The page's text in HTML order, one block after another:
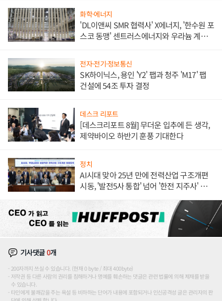
화학·에너지
'DL이앤씨 SMR 협력사' X에너지, '한수원 포
스코 동맹' 센트러스에너지와 우라늄 계약
전자·전기·정보통신
SK하이닉스, 용인 'Y2' 팹과 청주 'M17' 팹
건설에 54조 투자 결정
데스크 리포트
[데스크리포트 8월] 무더운 입추에 든 생각,
제약바이오 하반기 훈풍 기대한다
정치
AI시대 맞아 25년 만에 전력산업 구조개편
시동, '발전5사 통합' 넘어 '한전 지주사' 재편
기사댓글0개
200자까지 쓰실 수 있습니다. (현재 0 byte / 최대 400byte)
저작권 등 다른 사람의 권리를 침해하거나 명예를 훼손하는 댓글은 관련 법률에 의해 제재를 받을
수 있습니다.
타인에게 불쾌감을 주는 욕설 등 비하하는 단어가 내용에 포함되거나 인신공격성 글은 관리자의 판